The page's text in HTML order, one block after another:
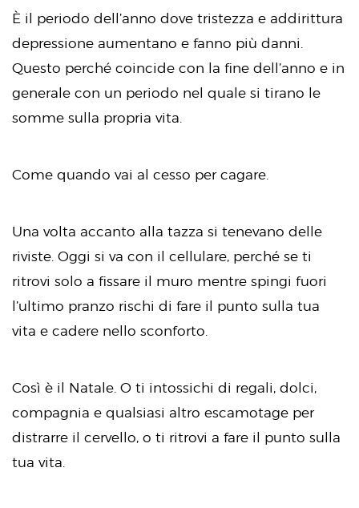
È il periodo dell’anno dove tristezza e addirittura
depressione aumentano e fanno più danni.
Questo perché coincide con la fine dell’anno e in
generale con un periodo nel quale si tirano le
somme sulla propria vita.
Come quando vai al cesso per cagare.
Una volta accanto alla tazza si tenevano delle
riviste. Oggi si va con il cellulare, perché se ti
ritrovi solo a fissare il muro mentre spingi fuori
l’ultimo pranzo rischi di fare il punto sulla tua
vita e cadere nello sconforto.
Così è il Natale. O ti intossichi di regali, dolci,
compagnia e qualsiasi altro escamotage per
distrarre il cervello, o ti ritrovi a fare il punto sulla
tua vita.